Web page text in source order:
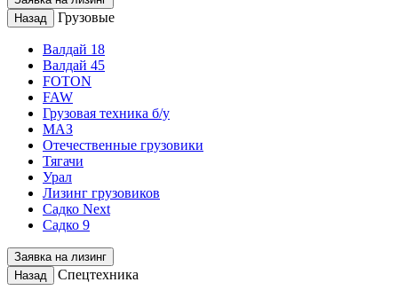
Назад
Грузовые
Валдай 18
Валдай 45
FOTON
FAW
Грузовая техника б/у
МАЗ
Отечественные грузовики
Тягачи
Урал
Лизинг грузовиков
Садко Next
Садко 9
Заявка на лизинг
Назад
Спецтехника